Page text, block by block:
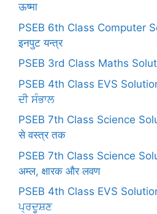
ऊष्मा
PSEB 6th Class Computer
इनपुट यन्त्र
PSEB 3rd Class Maths
PSEB 4th Class EVS
ਦੀ ਸੰਭਾਲ
PSEB 7th Class Science
से वस्त्र तक
PSEB 7th Class Science
अम्ल, क्षारक और लवण
PSEB 4th Class EVS
ਪ੍ਰਦੂਸ਼ਣ